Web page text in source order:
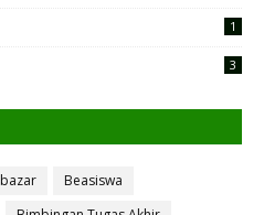
1
3
bazar
Beasiswa